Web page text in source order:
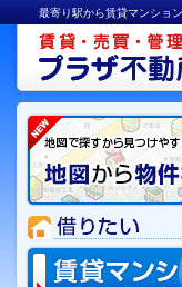
最寄り駅から賃貸マンショ